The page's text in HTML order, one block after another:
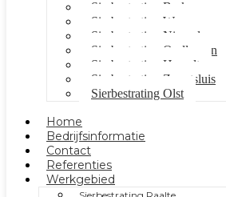
Sierbestrating Berkum
Sierbestrating Wezep
Sierbestrating Nieuwleusen
Sierbestrating Oudleusen
Sierbestrating Hasselt
Sierbestrating Zwartsluis
Sierbestrating Olst
Home
Bedrijfsinformatie
Contact
Referenties
Werkgebied